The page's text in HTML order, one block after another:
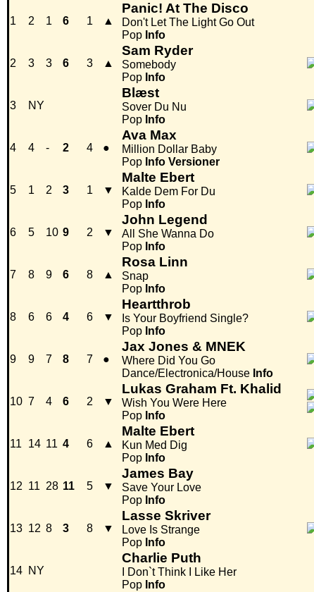
1 2 1 6 1 ▲
Panic! At The Disco
Don't Let The Light Go Out
Pop Info
2 3 3 6 3 ▲
Sam Ryder
Somebody
Pop Info
3 NY
Blæst
Sover Du Nu
Pop Info
4 4 - 2 4 ●
Ava Max
Million Dollar Baby
Pop Info Versioner
5 1 2 3 1 ▼
Malte Ebert
Kalde Dem For Du
Pop Info
6 5 10 9 2 ▼
John Legend
All She Wanna Do
Pop Info
7 8 9 6 8 ▲
Rosa Linn
Snap
Pop Info
8 6 6 4 6 ▼
Heartthrob
Is Your Boyfriend Single?
Pop Info
9 9 7 8 7 ●
Jax Jones & MNEK
Where Did You Go
Dance/Electronica/House Info
10 7 4 6 2 ▼
Lukas Graham Ft. Khalid
Wish You Were Here
Pop Info
11 14 11 4 6 ▲
Malte Ebert
Kun Med Dig
Pop Info
12 11 28 11 5 ▼
James Bay
Save Your Love
Pop Info
13 12 8 3 8 ▼
Lasse Skriver
Love Is Strange
Pop Info
14 NY
Charlie Puth
I Don`t Think I Like Her
Pop Info